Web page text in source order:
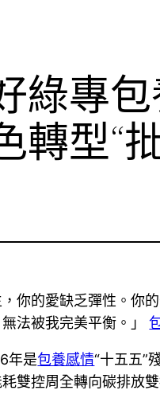
綠專
轉型“
，你的愛缺乏彈性。你
無法被我完美平衡。」
年是包養感情“十五五”
雙控周全轉向碳排放